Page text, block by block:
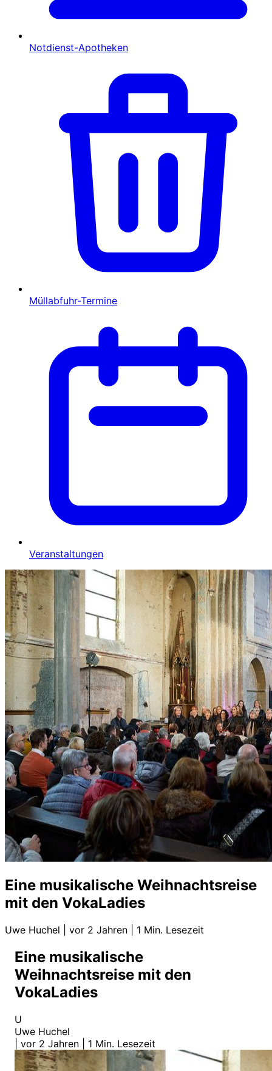
Notdienst-Apotheken
Müllabfuhr-Termine
Veranstaltungen
Eine musikalische Weihnachtsreise
mit den VokaLadies
Uwe Huchel vor 2 Jahren 1 Min. Lesezeit
Eine musikalische
Weihnachtsreise mit den
VokaLadies
U
Uwe Huchel
vor 2 Jahren 1 Min. Lesezeit